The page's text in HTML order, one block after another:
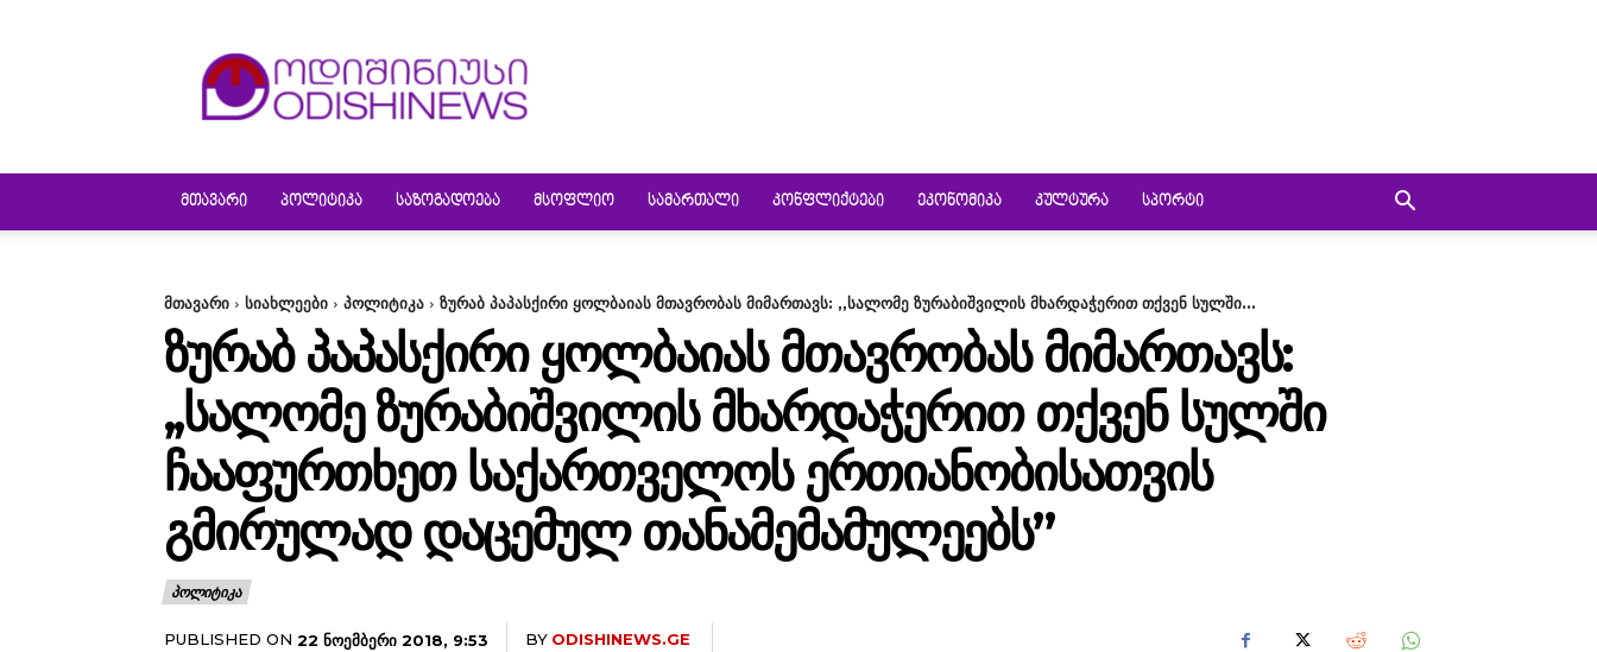
ᲛᲗᲐᲕᲐᲠᲘ ᲞᲝᲚᲘᲢᲘᲙᲐ ᲡᲐᲖᲝᲒᲐᲓᲝᲔᲑᲐ ᲛᲡᲝᲤᲚᲘᲝ ᲡᲐᲛᲐᲠᲗᲐᲚᲘ ᲙᲝᲜᲤᲚᲘᲥᲢᲔᲑᲘ ᲔᲙᲝᲜᲝᲛᲘᲙᲐ ᲙᲣᲚᲢᲣᲠᲐ ᲡᲞᲝᲠᲢᲘ
მთავარი სიახლეები პოლიტიკა ზურაბ პაპასქირი ყოლბაიას მთავრობას მიმართავს: ,,სალომე ზურაბიშვილის მხარდაჭერით თქვენ სულში...
ᲖᲣᲠᲐᲑ ᲞᲐᲞᲐᲡᲥᲘᲠᲘ ᲧᲝᲚᲑᲐᲘᲐᲡ ᲛᲗᲐᲕᲠᲝᲑᲐᲡ ᲛᲘᲛᲐᲠᲗᲐᲕᲡ:
,,ᲡᲐᲚᲝᲛᲔ ᲖᲣᲠᲐᲑᲘᲨᲕᲘᲚᲘᲡ ᲛᲮᲐᲠᲓᲐᲭᲔᲠᲘᲗ ᲗᲥᲕᲔᲜ ᲡᲣᲚᲨᲘ
ᲩᲐᲐᲤᲣᲠᲗᲮᲔᲗ ᲡᲐᲥᲐᲠᲗᲕᲔᲚᲝᲡ ᲔᲠᲗᲘᲐᲜᲝᲑᲘᲡᲐᲗᲕᲘᲡ
ᲒᲛᲘᲠᲣᲚᲐᲓ ᲓᲐᲪᲔᲛᲣᲚ ᲗᲐᲜᲐᲛᲔᲛᲐᲛᲣᲚᲔᲔᲑᲡ”
ᲞᲝᲚᲘᲢᲘᲙᲐ
PUBLISHED ON 22 ᲜᲝᲔᲛᲑᲔᲠᲘ 2018, 9:53 BY ODISHINEWS.GE